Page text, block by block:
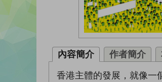
內容簡介 作者簡介
香港主體的發展，就像一